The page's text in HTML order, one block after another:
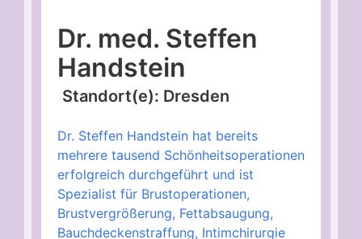
Dr. med. Steffen
Handstein
Standort(e): Dresden
Dr. Steffen Handstein hat bereits
mehrere tausend Schönheitsoperationen
erfolgreich durchgeführt und ist
Spezialist für Brustoperationen,
Brustvergrößerung, Fettabsaugung,
Bauchdeckenstraffung, Intimchirurgie